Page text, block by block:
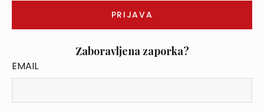
Zaboravljena zaporka?
EMAIL